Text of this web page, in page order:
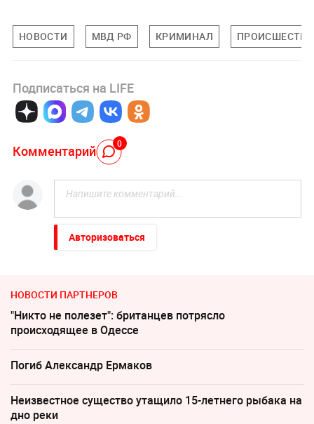
НОВОСТИ МВД РФ КРИМИНАЛ
Подписаться на LIFE
Комментарий 0
Авторизоваться
НОВОСТИ ПАРТНЕРОВ
"Никто не полезет": британцев потрясло
происходящее в Одессе
Погиб Александр Ермаков
Неизвестное существо утащило 15-летнего рыбака на
дно реки